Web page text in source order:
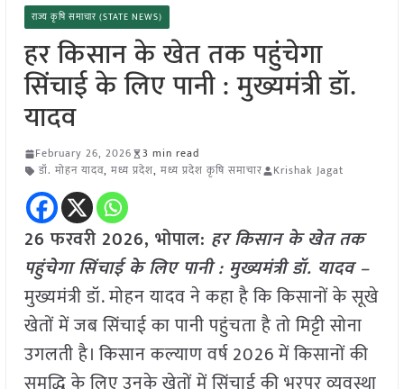
राज्य कृषि समाचार (STATE NEWS)
हर किसान के खेत तक पहुंचेगा
सिंचाई के लिए पानी : मुख्यमंत्री डॉ.
यादव
February 26, 2026
3 min read
डॉ. मोहन यादव, मध्य प्रदेश, मध्य प्रदेश कृषि समाचार Krishak Jagat
26 फरवरी 2026, भोपाल: हर किसान के खेत तक
पहुंचेगा सिंचाई के लिए पानी : मुख्यमंत्रीडॉ. यादव –
मुख्यमंत्री डॉ. मोहन यादव ने कहा है कि किसानों के सूखे
खेतों में जब सिंचाई का पानी पहुंचता है तो मिट्टी सोना
उगलती है। किसान कल्याण वर्ष 2026 में किसानों की